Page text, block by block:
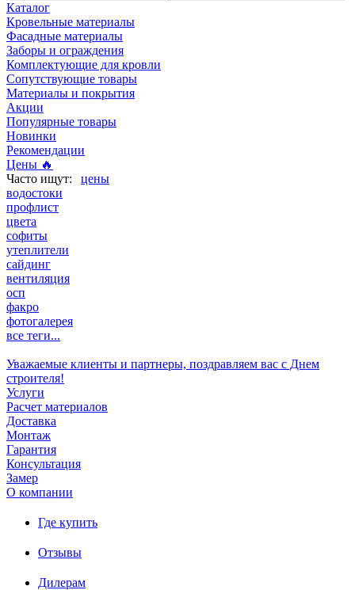
Каталог
Кровельные материалы
Фасадные материалы
Заборы и ограждения
Комплектующие для кровли
Сопутствующие товары
Материалы и покрытия
Акции
Популярные товары
Новинки
Рекомендации
Цены 🔥
цены
водостоки
профлист
цвета
софиты
утеплители
сайдинг
вентиляция
осп
факро
фотогалерея
все теги...
Уважаемые клиенты и партнеры, поздравляем вас с Днем
строителя!
Услуги
Расчет материалов
Доставка
Монтаж
Гарантия
Консультация
Замер
О компании
Где купить
Отзывы
Дилерам